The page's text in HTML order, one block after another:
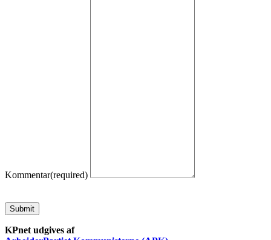
Kommentar(required)
Submit
KPnet udgives af